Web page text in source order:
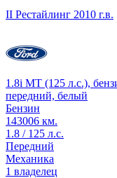
II Рестайлинг 2010 г.в.
1.8i MT (125 л.с.),
передний, белый
Бензин
143006 км.
1.8 / 125 л.с.
Передний
Механика
1 владелец